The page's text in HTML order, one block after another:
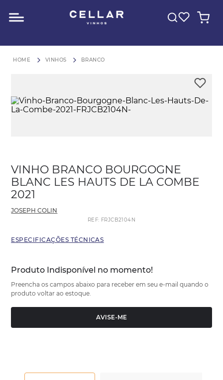
VINHOS BRANCO
VINHO BRANCO BOURGOGNE
BLANC LES HAUTS DE LA COMBE
2021
JOSEPH COLIN
REF: FRJCB2104N
ESPECIFICAÇÕES TÉCNICAS
Produto Indisponível no momento!
Preencha os campos abaixo para receber em seu e-mail quando o
produto voltar ao estoque.
AVISE-ME